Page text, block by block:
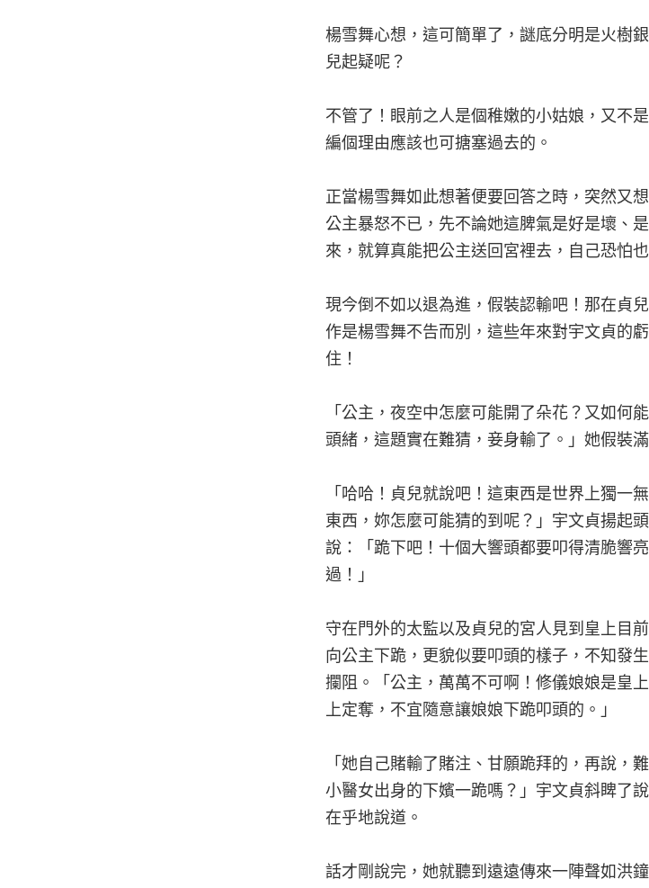
楊雪舞心想，這可簡單了，謎底分明是火樹
兒起疑呢？
不管了！眼前之人是個稚嫩的小姑娘，又不
編個理由應該也可搪塞過去的。
正當楊雪舞如此想著便要回答之時，突然又
公主暴怒不已，先不論她這脾氣是好是壞、
來，就算真能把公主送回宮裡去，自己恐怕
現今倒不如以退為進，假裝認輸吧！那在貞
作是楊雪舞不告而別，這些年來對宇文貞的
住！
「公主，夜空中怎麼可能開了朵花？又如何
頭緒，這題實在難猜，妾身輸了。」她假裝
「哈哈！貞兒就說吧！這東西是世界上獨一
東西，妳怎麼可能猜的到呢？」宇文貞揚起
說：「跪下吧！十個大響頭都要叩得清脆響
過！」
守在門外的太監以及貞兒的宮人見到皇上目
向公主下跪，更貌似要叩頭的樣子，不知發
攔阻。「公主，萬萬不可啊！修儀娘娘是皇
上定奪，不宜隨意讓娘娘下跪叩頭的。」
「她自己賭輸了賭注、甘願跪拜的，再說，
小醫女出身的下嬪一跪嗎？」宇文貞斜睥了
在乎地說道。
話才剛說完，她就聽到遠遠傳來一陣聲如洪